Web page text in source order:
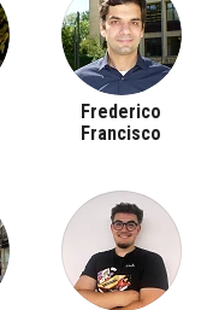
Frederico
Francisco